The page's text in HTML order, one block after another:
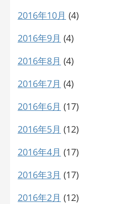
2016年10月 (4)
2016年9月 (4)
2016年8月 (4)
2016年7月 (4)
2016年6月 (17)
2016年5月 (12)
2016年4月 (17)
2016年3月 (17)
2016年2月 (12)